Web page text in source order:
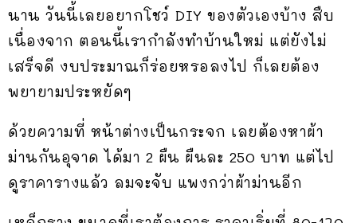
นาน วันนี้เลยอยากโชว์ DIY ของตัวเองบ้าง สืบ
เนื่องจาก ตอนนี้เรากำลังทำบ้านใหม่ แต่ยังไม่
เสร็จดี งบประมาณก็ร่อยหรอลงไป ก็เลยต้อง
พยายามประหยัดๆ
ด้วยความที่ หน้าต่างเป็นกระจก เลยต้องหาผ้า
ม่านกันอุจาด ได้มา 2 ผืน ผืนละ 250 บาท แต่ไป
ดูราคารางแล้ว ลมจะจับ แพงกว่าผ้าม่านอีก